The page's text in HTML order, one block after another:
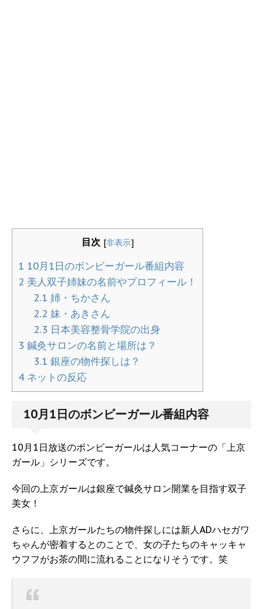
目次 [非表示]
1 10月1日のボンビーガール番組内容
2 美人双子姉妹の名前やプロフィール！
2.1 姉・ちかさん
2.2 妹・あきさん
2.3 日本美容整骨学院の出身
3 鍼灸サロンの名前と場所は？
3.1 銀座の物件探しは？
4 ネットの反応
10月1日のボンビーガール番組内容
10月1日放送のボンビーガールは人気コーナーの「上京
ガール」シリーズです。
今回の上京ガールは銀座で鍼灸サロン開業を目指す双子
美女！
さらに、上京ガールたちの物件探しには新人ADハセガワ
ちゃんが密着するとのことで、女の子たちのキャッキャ
ウフフがお茶の間に流れることになりそうです。笑